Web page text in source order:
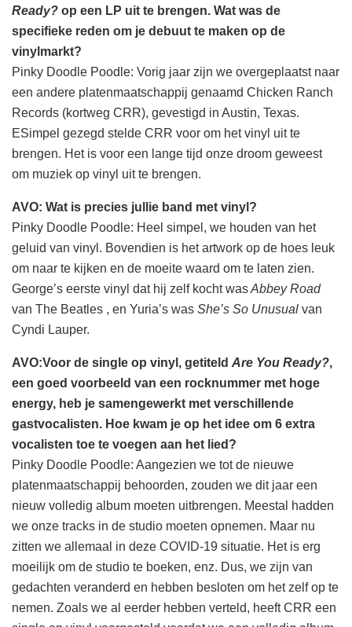
Ready? op een LP uit te brengen. Wat was de
specifieke reden om je debuut te maken op de
vinylmarkt?
Pinky Doodle Poodle: Vorig jaar zijn we overgeplaatst naar
een andere platenmaatschappij genaamd Chicken Ranch
Records (kortweg CRR), gevestigd in Austin, Texas.
ESimpel gezegd stelde CRR voor om het vinyl uit te
brengen. Het is voor een lange tijd onze droom geweest
om muziek op vinyl uit te brengen.
AVO: Wat is precies jullie band met vinyl?
Pinky Doodle Poodle: Heel simpel, we houden van het
geluid van vinyl. Bovendien is het artwork op de hoes leuk
om naar te kijken en de moeite waard om te laten zien.
George’s eerste vinyl dat hij zelf kocht wasAbbey Road
van The Beatles , en Yuria’s was She’s So Unusual van
Cyndi Lauper.
AVO:Voor de single op vinyl, getiteld Are You Ready?,
een goed voorbeeld van een rocknummer met hoge
energy, heb je samengewerkt met verschillende
gastvocalisten. Hoe kwam je op het idee om 6 extra
vocalisten toe te voegen aan het lied?
Pinky Doodle Poodle: Aangezien we tot de nieuwe
platenmaatschappij behoorden, zouden we dit jaar een
nieuw volledig album moeten uitbrengen. Meestal hadden
we onze tracks in de studio moeten opnemen. Maar nu
zitten we allemaal in deze COVID-19 situatie. Het is erg
moeilijk om de studio te boeken, enz. Dus, we zijn van
gedachten veranderd en hebben besloten om het zelf op te
nemen. Zoals we al eerder hebben verteld, heeft CRR een